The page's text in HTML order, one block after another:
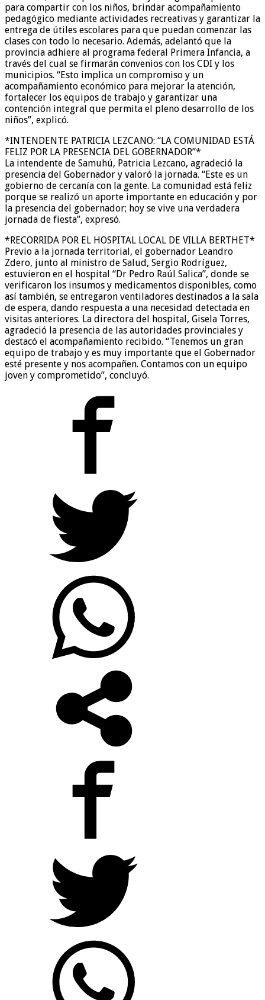
para compartir con los niños, brindar acompañamiento
pedagógico mediante actividades recreativas y garantizar la
entrega de útiles escolares para que puedan comenzar las
clases con todo lo necesario. Además, adelantó que la
provincia adhiere al programa federal Primera Infancia, a
través del cual se firmarán convenios con los CDI y los
municipios. “Esto implica un compromiso y un
acompañamiento económico para mejorar la atención,
fortalecer los equipos de trabajo y garantizar una
contención integral que permita el pleno desarrollo de los
niños”, explicó.
*INTENDENTE PATRICIA LEZCANO: “LA COMUNIDAD ESTÁ
FELIZ POR LA PRESENCIA DEL GOBERNADOR”*
La intendente de Samuhú, Patricia Lezcano, agradeció la
presencia del Gobernador y valoró la jornada. “Este es un
gobierno de cercanía con la gente. La comunidad está feliz
porque se realizó un aporte importante en educación y por
la presencia del gobernador; hoy se vive una verdadera
jornada de fiesta”, expresó.
*RECORRIDA POR EL HOSPITAL LOCAL DE VILLA BERTHET*
Previo a la jornada territorial, el gobernador Leandro
Zdero, junto al ministro de Salud, Sergio Rodríguez,
estuvieron en el hospital “Dr Pedro Raúl Salica”, donde se
verificaron los insumos y medicamentos disponibles, como
así también, se entregaron ventiladores destinados a la sala
de espera, dando respuesta a una necesidad detectada en
visitas anteriores. La directora del hospital, Gisela Torres,
agradeció la presencia de las autoridades provinciales y
destacó el acompañamiento recibido. “Tenemos un gran
equipo de trabajo y es muy importante que el Gobernador
esté presente y nos acompañen. Contamos con un equipo
joven y comprometido”, concluyó.